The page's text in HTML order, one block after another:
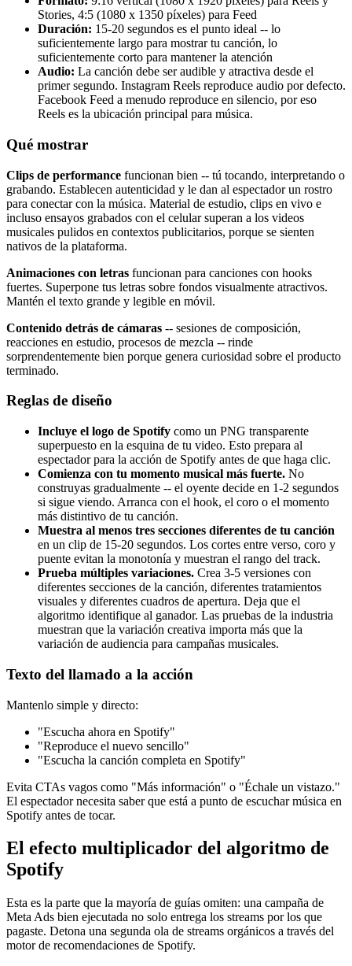
Stories, 4:5 (1080 x 1350 píxeles) para Feed
Duración: 15-20 segundos es el punto ideal -- lo
suficientemente largo para mostrar tu canción, lo
suficientemente corto para mantener la atención
Audio: La canción debe ser audible y atractiva desde el
primer segundo. Instagram Reels reproduce audio por defecto.
Facebook Feed a menudo reproduce en silencio, por eso
Reels es la ubicación principal para música.
Qué mostrar
Clips de performance funcionan bien -- tú tocando, interpretando o
grabando. Establecen autenticidad y le dan al espectador un rostro
para conectar con la música. Material de estudio, clips en vivo e
incluso ensayos grabados con el celular superan a los videos
musicales pulidos en contextos publicitarios, porque se sienten
nativos de la plataforma.
Animaciones con letras funcionan para canciones con hooks
fuertes. Superpone tus letras sobre fondos visualmente atractivos.
Mantén el texto grande y legible en móvil.
Contenido detrás de cámaras -- sesiones de composición,
reacciones en estudio, procesos de mezcla -- rinde
sorprendentemente bien porque genera curiosidad sobre el producto
terminado.
Reglas de diseño
Incluye el logo de Spotify como un PNG transparente
superpuesto en la esquina de tu video. Esto prepara al
espectador para la acción de Spotify antes de que haga clic.
Comienza con tu momento musical más fuerte. No
construyas gradualmente -- el oyente decide en 1-2 segundos
si sigue viendo. Arranca con el hook, el coro o el momento
más distintivo de tu canción.
Muestra al menos tres secciones diferentes de tu canción
en un clip de 15-20 segundos. Los cortes entre verso, coro y
puente evitan la monotonía y muestran el rango del track.
Prueba múltiples variaciones. Crea 3-5 versiones con
diferentes secciones de la canción, diferentes tratamientos
visuales y diferentes cuadros de apertura. Deja que el
algoritmo identifique al ganador. Las pruebas de la industria
muestran que la variación creativa importa más que la
variación de audiencia para campañas musicales.
Texto del llamado a la acción
Mantenlo simple y directo:
"Escucha ahora en Spotify"
"Reproduce el nuevo sencillo"
"Escucha la canción completa en Spotify"
Evita CTAs vagos como "Más información" o "Échale un vistazo."
El espectador necesita saber que está a punto de escuchar música en
Spotify antes de tocar.
El efecto multiplicador del algoritmo de
Spotify
Esta es la parte que la mayoría de guías omiten: una campaña de
Meta Ads bien ejecutada no solo entrega los streams por los que
pagaste. Detona una segunda ola de streams orgánicos a través del
motor de recomendaciones de Spotify.